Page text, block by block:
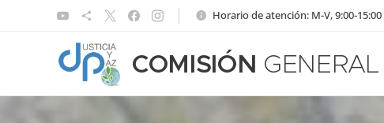
Horario de atención: M-V, 9:00-15:00
COMISIÓN GENERAL